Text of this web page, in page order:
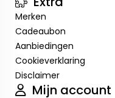
Merken
Cadeaubon
Aanbiedingen
Cookieverklaring
Disclaimer
Mijn account